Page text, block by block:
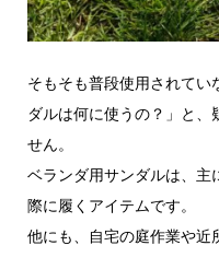
そもそも普段使用されて
ダルは何に使うの？」と、
せん。
ベランダ用サンダルは、主
際に履くアイテムです。
他にも、自宅の庭作業や近